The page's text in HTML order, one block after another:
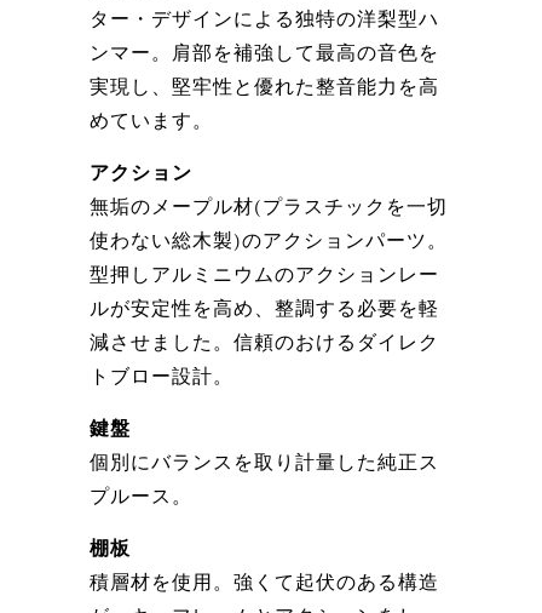
ター・デザインによる独特の洋梨型ハ
ンマー。肩部を補強して最高の音色を
実現し、堅牢性と優れた整音能力を高
めています。
アクション
無垢のメープル材(プラスチックを一切
使わない総木製)のアクションパーツ。
型押しアルミニウムのアクションレー
ルが安定性を高め、整調する必要を軽
減させました。信頼のおけるダイレク
トブロー設計。
鍵盤
個別にバランスを取り計量した純正ス
プルース。
棚板
積層材を使用。強くて起伏のある構造